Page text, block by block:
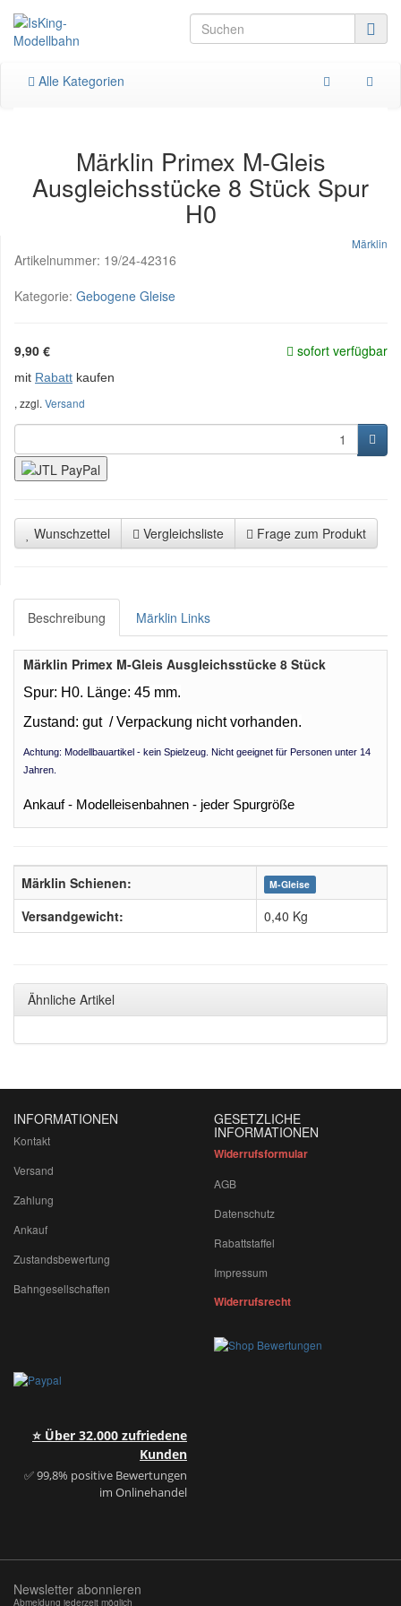
Alle Kategorien
Märklin Primex M-Gleis
Ausgleichsstücke 8 Stück Spur
H0
Märklin
Artikelnummer: 19/24-42316
Kategorie: Gebogene Gleise
9,90 €
mit Rabatt kaufen
, zzgl. Versand
sofort verfügbar
Wunschzettel Vergleichsliste Frage zum Produkt
Beschreibung Märklin Links
Märklin Primex M-Gleis Ausgleichsstücke 8 Stück
Spur: H0. Länge: 45 mm.
Zustand: gut /Verpackung nicht vorhanden.
Achtung: Modellbauartikel - kein Spielzeug. Nicht geeignet für Personen unter 14
Jahren.
Ankauf - Modelleisenbahnen - jeder Spurgröße
Märklin Schienen: M-Gleise
Versandgewicht: 0,40 Kg
Ähnliche Artikel
INFORMATIONEN
Kontakt
Versand
Zahlung
Ankauf
Zustandsbewertung
Bahngesellschaften
GESETZLICHE
INFORMATIONEN
Widerrufsformular
AGB
Datenschutz
Rabattstaffel
Impressum
Widerrufsrecht
⭐ Über 32.000 zufriedene
Kunden
✅ 99,8% positive Bewertungen
im Onlinehandel
Newsletter abonnieren
Abmeldung jederzeit möglich